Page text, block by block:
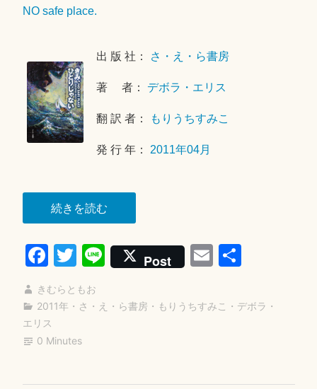
NO safe place.
出 版 社： さ・え・ら書房
著 者： デボラ・エリス
翻 訳 者： もりうちすみこ
発 行 年： 2011年04月
続きを読む“き
み、
ひ
と
じ
Fa
ce
bo
ok
T
wi
tte
Li
ne
Post E
m
ail
共
きむらともお
2011年 ・ さ・え・ら書房 ・ もりうちすみこ ・ デボラ・
エリス
ト
す
8
月
1
7
日
0 Minutes